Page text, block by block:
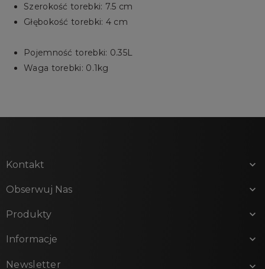
Szerokość torebki: 7.5 cm
Głębokość torebki: 4 cm
Pojemność torebki: 0.35L
Waga torebki: 0.1kg
Kontakt 
Obserwuj Nas 
Produkty 
Informacje 
Newsletter 